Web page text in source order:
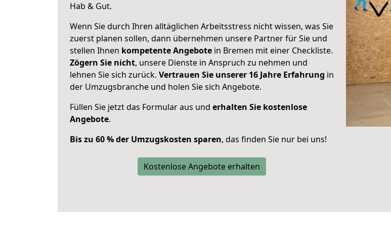
Hab & Gut.
Wenn Sie durch Ihren alltäglichen Arbeitsstress nicht wissen, was Sie
zuerst planen sollen, dann übernehmen unsere Partner für Sie und
stellen Ihnen kompetente Angebote in Bremen mit einer Checkliste.
Zögern Sie nicht, unsere Dienste in Anspruch zu nehmen und
lehnen Sie sich zurück. Vertrauen Sie unserer 16 Jahre Erfahrung in
der Umzugsbranche und holen Sie sich Angebote.
Füllen Sie jetzt das Formular aus und erhalten Sie kostenlose
Angebote.
Bis zu 60 % der Umzugskosten sparen, das finden Sie nur bei uns!
Kostenlose Angebote erhalten